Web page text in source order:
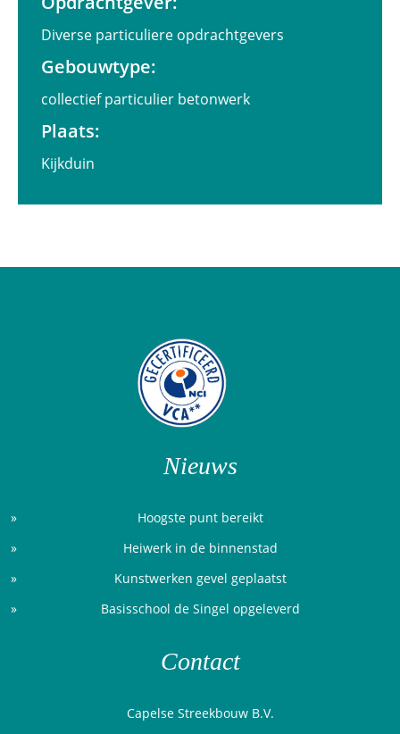
Diverse particuliere opdrachtgevers
Gebouwtype:
collectief particulier betonwerk
Plaats:
Kijkduin
Nieuws
Hoogste punt bereikt
Heiwerk in de binnenstad
Kunstwerken gevel geplaatst
Basisschool de Singel opgeleverd
Contact
Capelse Streekbouw B.V.